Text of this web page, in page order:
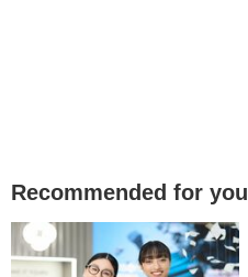
Recommended for you